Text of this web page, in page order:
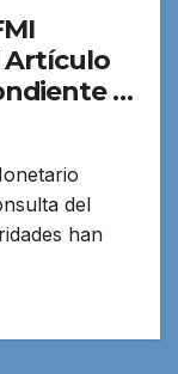
Artículo
a
del
han